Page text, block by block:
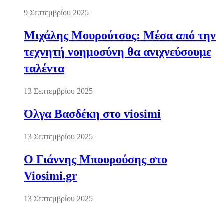
9 Σεπτεμβρίου 2025
Μιχάλης Μουρούτσος: Μέσα από την
τεχνητή νοημοσύνη θα ανιχνεύσουμε
ταλέντα
13 Σεπτεμβρίου 2025
Όλγα Βασδέκη στο viosimi
13 Σεπτεμβρίου 2025
Ο Γιάννης Μπουρούσης στο
Viosimi.gr
13 Σεπτεμβρίου 2025